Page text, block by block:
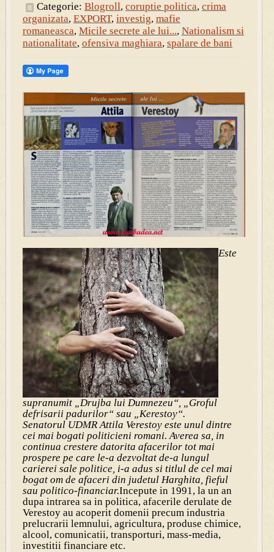
Categorie: Blogroll, coruptie politica, crima
organizata, EXPORT, investig, mafie
romaneasca, Micile secrete ale lui..., Nationalism si
nationalitate, ofensiva maghiara, spalare de bani
Este
supranumit „Drujba lui Dumnezeu“, „Groful
defrisarii padurilor“ sau „Kerestoy“.
Senatorul UDMR Attila Verestoy este unul dintre
cei mai bogati politicieni romani. Averea sa, in
continua crestere datorita afacerilor tot mai
prospere pe care le-a dezvoltat de-a lungul
carierei sale politice, i-a adus si titlul de cel mai
bogat om de afaceri din judetul Harghita, fieful
sau politico-financiar.Incepute in 1991, la un an
dupa intrarea sa in politica, afacerile derulate de
Verestoy au acoperit domenii precum industria
prelucrarii lemnului, agricultura, produse chimice,
alcool, comunicatii, transporturi, mass-media,
investitii financiare etc.